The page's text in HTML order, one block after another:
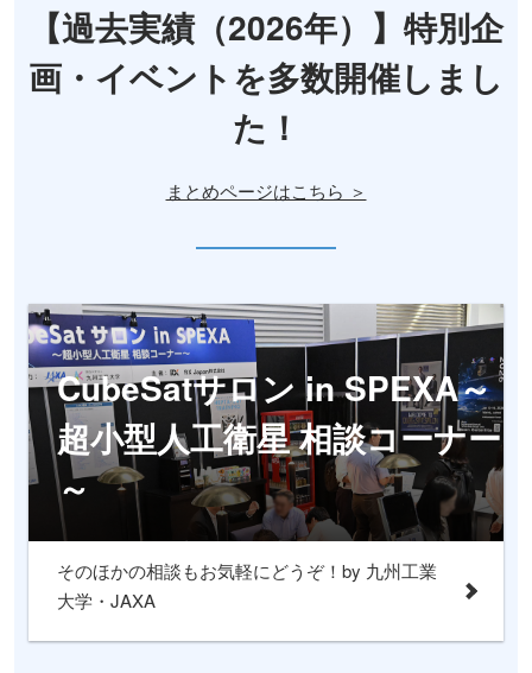
【過去実績（2026年）】特別企
画・イベントを多数開催しまし
た！
まとめページはこちら ＞
CubeSatサロン in SPEXA～
超小型人工衛星 相談コーナー
～
そのほかの相談もお気軽にどうぞ！by 九州工業
大学・JAXA